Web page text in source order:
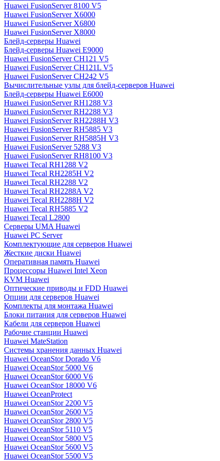
Huawei FusionServer 8100 V5
Huawei FusionServer X6000
Huawei FusionServer X6800
Huawei FusionServer X8000
Блейд-серверы Huawei
Блейд-серверы Huawei E9000
Huawei FusionServer CH121 V5
Huawei FusionServer CH121L V5
Huawei FusionServer CH242 V5
Вычислительные узлы для блейд-серверов Huawei
Блейд-серверы Huawei E6000
Huawei FusionServer RH1288 V3
Huawei FusionServer RH2288 V3
Huawei FusionServer RH2288H V3
Huawei FusionServer RH5885 V3
Huawei FusionServer RH5885H V3
Huawei FusionServer 5288 V3
Huawei FusionServer RH8100 V3
Huawei Tecal RH1288 V2
Huawei Tecal RH2285H V2
Huawei Tecal RH2288 V2
Huawei Tecal RH2288A V2
Huawei Tecal RH2288H V2
Huawei Tecal RH5885 V2
Huawei Tecal L2800
Серверы UMA Huawei
Huawei PC Server
Комплектующие для серверов Huawei
Жесткие диски Huawei
Оперативная память Huawei
Процессоры Huawei Intel Xeon
KVM Huawei
Оптические приводы и FDD Huawei
Опции для серверов Huawei
Комплекты для монтажа Huawei
Блоки питания для серверов Huawei
Кабели для серверов Huawei
Рабочие станции Huawei
Huawei MateStation
Системы хранения данных Huawei
Huawei OceanStor Dorado V6
Huawei OceanStor 5000 V6
Huawei OceanStor 6000 V6
Huawei OceanStor 18000 V6
Huawei OceanProtect
Huawei OceanStor 2200 V5
Huawei OceanStor 2600 V5
Huawei OceanStor 2800 V5
Huawei OceanStor 5110 V5
Huawei OceanStor 5800 V5
Huawei OceanStor 5600 V5
Huawei OceanStor 5500 V5